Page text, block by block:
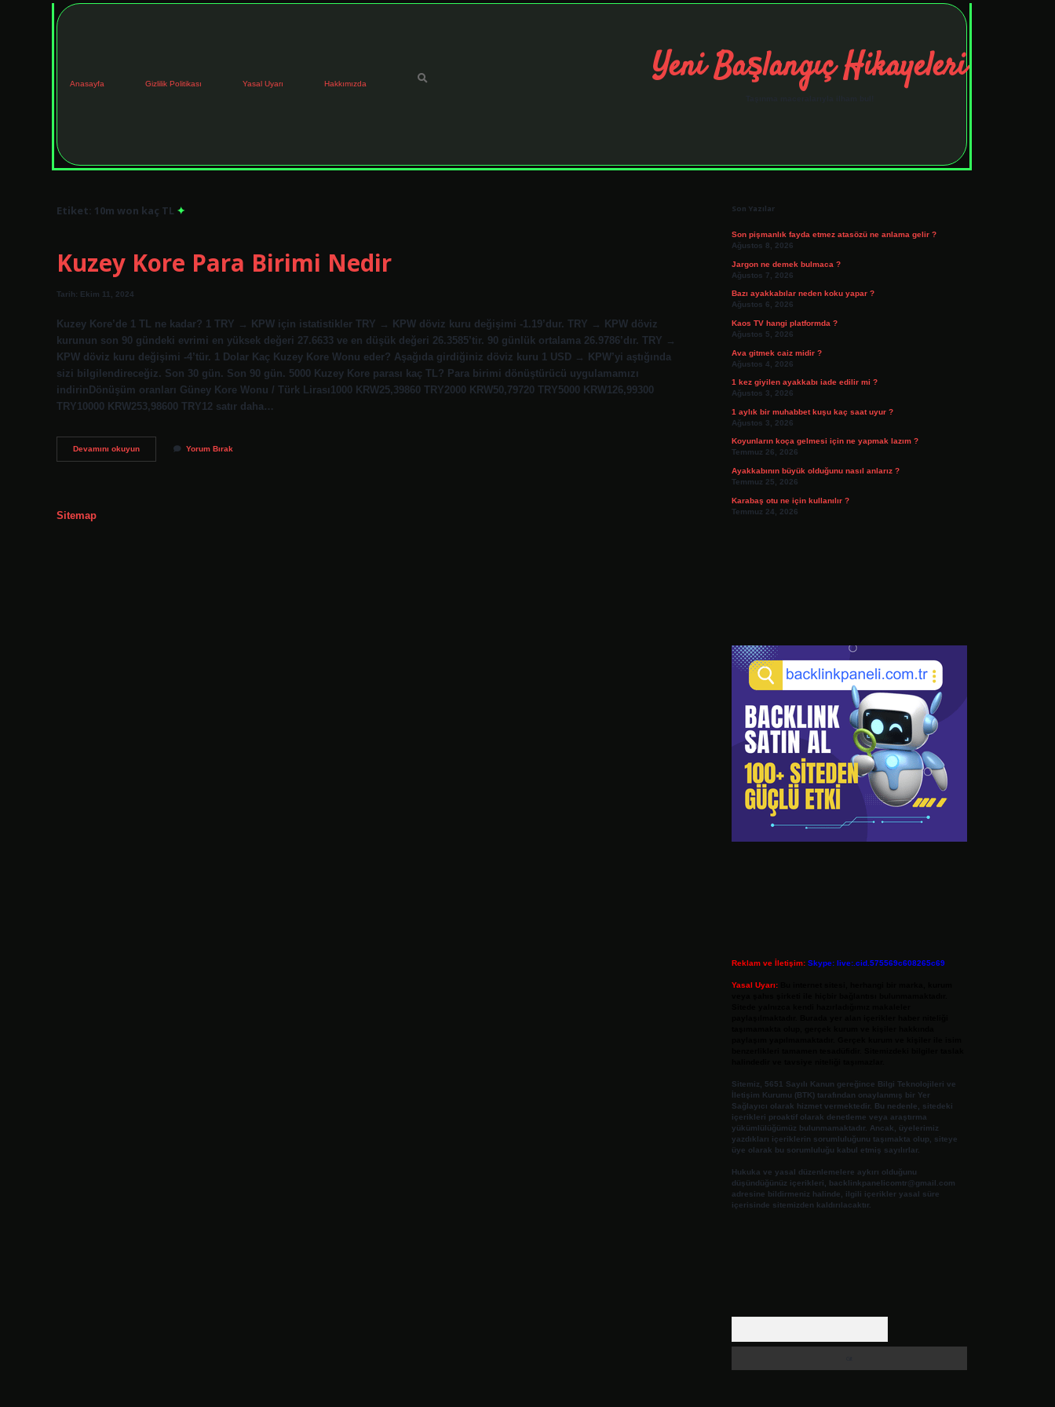
Anasayfa Gizlilik Politikası Yasal Uyarı Hakkımızda Yeni Başlangıç Hikayeleri
Etiket: 10m won kaç TL
Kuzey Kore Para Birimi Nedir
Tarih: Ekim 11, 2024
Kuzey Kore’de 1 TL ne kadar? 1 TRY → KPW için istatistikler TRY → KPW döviz kuru değişimi -1.19’dur. TRY → KPW döviz
kurunun son 90 gündeki evrimi en yüksek değeri 27.6633 ve en düşük değeri 26.3585’tir. 90 günlük ortalama 26.9786’dır. TRY →
KPW döviz kuru değişimi -4’tür. 1 Dolar Kaç Kuzey Kore Wonu eder? Aşağıda girdiğiniz döviz kuru 1 USD → KPW’yi aştığında
sizi bilgilendireceğiz. Son 30 gün. Son 90 gün. 5000 Kuzey Kore parası kaç TL? Para birimi dönüştürücü uygulamamızı
indirinDönüşüm oranları Güney Kore Wonu / Türk Lirası1000 KRW25,39860 TRY2000 KRW50,79720 TRY5000 KRW126,99300
TRY10000 KRW253,98600 TRY12 satır daha…
Devamını okuyunKuzey
Kore
Yorum Bırak
Sitemap
Son Yazılar
Son pişmanlık fayda etmez atasözü ne anlama gelir ?
Ağustos 8, 2026
Jargon ne demek bulmaca ?
Ağustos 7, 2026
Bazı ayakkabılar neden koku yapar ?
Ağustos 6, 2026
Kaos TV hangi platformda ?
Ağustos 5, 2026
Ava gitmek caiz midir ?
Ağustos 4, 2026
1 kez giyilen ayakkabı iade edilir mi ?
Ağustos 3, 2026
1 aylık bir muhabbet kuşu kaç saat uyur ?
Ağustos 3, 2026
Koyunların koça gelmesi için ne yapmak lazım ?
Temmuz 26, 2026
Ayakkabının büyük olduğunu nasıl anlarız ?
Temmuz 25, 2026
Karabaş otu ne için kullanılır ?
Temmuz 24, 2026
Reklam ve İletişim: Skype: live:.cid.575569c608265c69
Yasal Uyarı:
Sitemiz, 5651 Sayılı Kanun gereğince Bilgi Teknolojileri ve
İletişim Kurumu (BTK) tarafından onaylanmış bir Yer
Sağlayıcı olarak hizmet vermektedir. Bu nedenle, sitedeki
içerikleri proaktif olarak denetleme veya araştırma
yükümlülüğümüz bulunmamaktadır. Ancak, üyelerimiz
yazdıkları içeriklerin sorumluluğunu taşımakta olup, siteye
üye olarak bu sorumluluğu kabul etmiş sayılırlar.
Hukuka ve yasal düzenlemelere aykırı olduğunu
düşündüğünüz içerikleri,
backlinkpanelicomtr@gmail.com
adresine bildirmeniz halinde, ilgili içerikler yasal süre
içerisinde sitemizden kaldırılacaktır.
tulipbetelexbett.net